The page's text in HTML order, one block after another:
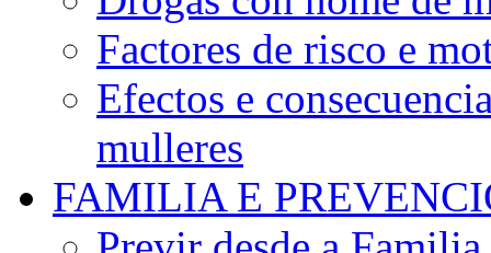
Factores de risco e
Efectos e
mulleres
FAMILIA E